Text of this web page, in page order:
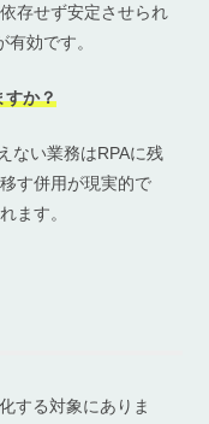
存せず安定させられ
効です。
すか？
ない業務はRPAに残
す併用が現実的で
ます。
する対象にありま